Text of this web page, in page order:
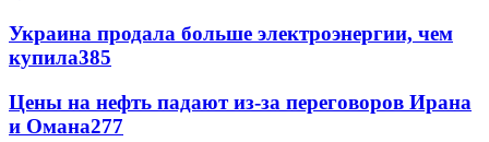
Украина продала больше электроэнергии, чем
купила385
Цены на нефть падают из-за переговоров Ирана
и Омана277